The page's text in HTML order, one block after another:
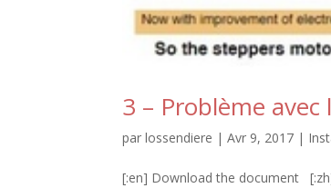
3 – Problème
parlossendiere |Avr 9, 2017 |
[:en] Download the document